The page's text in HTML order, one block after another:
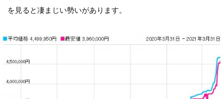
を見ると凄まじい勢いがあります。